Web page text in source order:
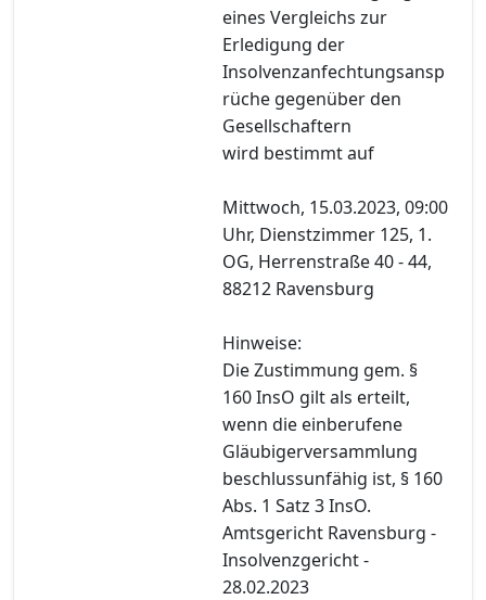
eines Vergleichs zur
Erledigung der
Insolvenzanfechtungsansp
rüche gegenüber den
Gesellschaftern
wird bestimmt auf
Mittwoch, 15.03.2023, 09:00
Uhr, Dienstzimmer 125, 1.
OG, Herrenstraße 40 - 44,
88212 Ravensburg
Hinweise:
Die Zustimmung gem. §
160 InsO gilt als erteilt,
wenn die einberufene
Gläubigerversammlung
beschlussunfähig ist, § 160
Abs. 1 Satz 3 InsO.
Amtsgericht Ravensburg -
Insolvenzgericht -
28.02.2023